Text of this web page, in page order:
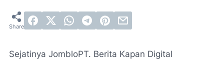
Sejatinya JombloPT. Berita Kapan Digital